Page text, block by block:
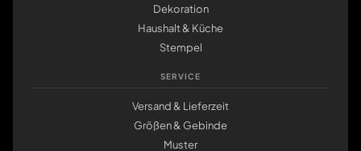
Dekoration
Haushalt & Küche
Stempel
SERVICE
Versand & Lieferzeit
Größen & Gebinde
Muster